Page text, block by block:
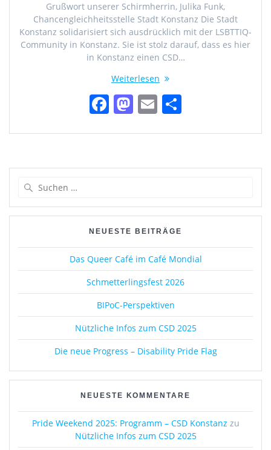
Grußwort unserer Schirmherrin, Julika Funk,
Chancengleichheitsstelle Stadt Konstanz Die Stadt
Konstanz solidarisiert sich ausdrücklich mit der LSBTTIQ-
Community in Konstanz. Sie ist stolz darauf, dass es hier
in Konstanz einen CSD…
Weiterlesen
F
c
e
o
o
k
M
st
o
o
n
E
ai
l
le
n
NEUESTE BEITRÄGE
Das Queer Café im Café Mondial
Schmetterlingsfest 2026
BIPoC-Perspektiven
Nützliche Infos zum CSD 2025
Die neue Progress – Disability Pride Flag
NEUESTE KOMMENTARE
Pride Weekend 2025: Programm – CSD Konstanz zu
Nützliche Infos zum CSD 2025